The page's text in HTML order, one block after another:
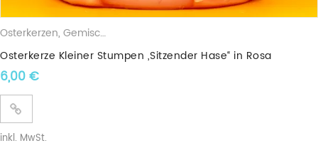
Osterkerzen, Gemischte Wachskerzen
Osterkerze Kleiner Stumpen „Sitzender Hase“ in Rosa
6,00€
inkl. MwSt.